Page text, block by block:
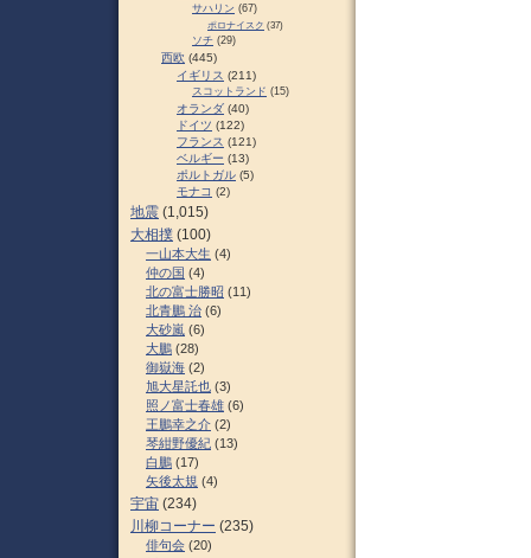
サハリン (67)
ポロナイスク (37)
ソチ (29)
西欧 (445)
イギリス (211)
スコットランド (15)
オランダ (40)
ドイツ (122)
フランス (121)
ベルギー (13)
ポルトガル (5)
モナコ (2)
地震 (1,015)
大相撲 (100)
一山本大生 (4)
仲の国 (4)
北の富士勝昭 (11)
北青鵬 治 (6)
大砂嵐 (6)
大鵬 (28)
御嶽海 (2)
旭大星託也 (3)
照ノ富士春雄 (6)
王鵬幸之介 (2)
琴紺野優紀 (13)
白鵬 (17)
矢後太規 (4)
宇宙 (234)
川柳コーナー (235)
俳句会 (20)